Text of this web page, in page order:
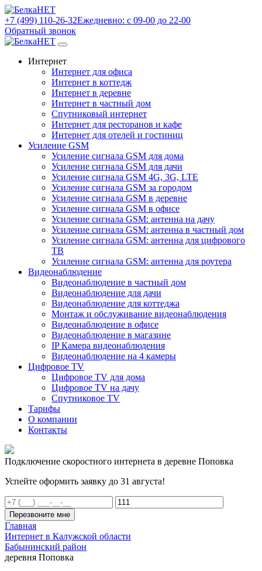
+7 (499) 110-26-32Ежедневно: с 09-00 до 22-00
Обратный звонок
Интернет
Интернет для офиса
Интернет в коттедж
Интернет в деревне
Интернет в частный дом
Спутниковый интернет
Интернет для ресторанов и кафе
Интернет для отелей и гостиниц
Усиление GSM
Усиление сигнала GSM для дома
Усиление сигнала GSM для дачи
Усиление сигнала GSM 4G, 3G, LTE
Усиление сигнала GSM за городом
Усиление сигнала GSM в деревне
Усиление сигнала GSM в офисе
Усиление сигнала GSM: антенна на дачу
Усиление сигнала GSM: антенна в частный дом
Усиление сигнала GSM: антенна для цифрового
ТВ
Усиление сигнала GSM: антенна для роутера
Видеонаблюдение
Видеонаблюдение в частный дом
Видеонаблюдение для дачи
Видеонаблюдение для коттеджа
Монтаж и обслуживание видеонаблюдения
Видеонаблюдение в офисе
Видеонаблюдение в магазине
IP Камера видеонаблюдения
Видеонаблюдение на 4 камеры
Цифровое TV
Цифровое TV для дома
Цифровое TV на дачу
Спутниковое TV
Тарифы
О компании
Контакты
Подключение скоростного интернета в деревне Поповка
Успейте оформить заявку до 31 августа!
Перезвоните мне
Главная
Интернет в Калужской области
Бабынинский район
деревня Поповка